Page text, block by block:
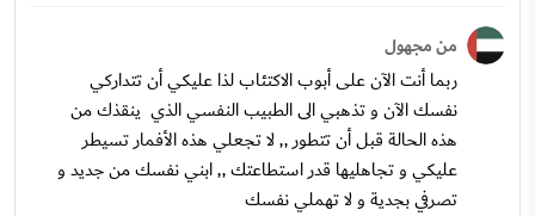
من مجهول
ربما أنت الآن على أبوب الاكتئاب لذا عليكي أن تتداركي
نفسك الآن و تذهبي الى الطبيب النفسي الذي ينقذك من
هذه الحالة قبل أن تتطور ,, لا تجعلي هذه الأفمار تسيطر
عليكي و تجاهليها قدر استطاعتك ,, ابني نفسك من جديد و
تصرفي بجدية و لا تهملي نفسك